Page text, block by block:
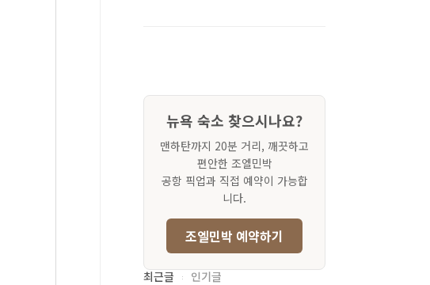
뉴욕 숙소 찾으시나요?
맨하탄까지 20분 거리, 깨끗하고
편안한 조엘민박
공항 픽업과 직접 예약이 가능합
니다.
조엘민박 예약하기
최근글 인기글